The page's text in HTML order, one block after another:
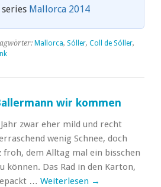
Mallorca 2014
Mallorca, Sóller, Coll de Sóller,
wir kommen
zwar eher mild und recht
wenig Schnee, doch
dem Alltag mal ein bisschen
können. Das Rad in den Karton,
… Weiterlesen →